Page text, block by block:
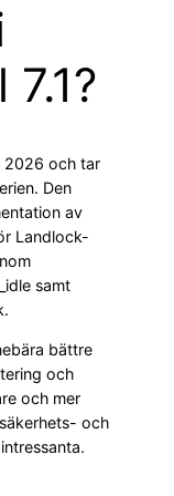
2026 och tar
Den
av
Landlock-
samt
bättre
och
och mer
och